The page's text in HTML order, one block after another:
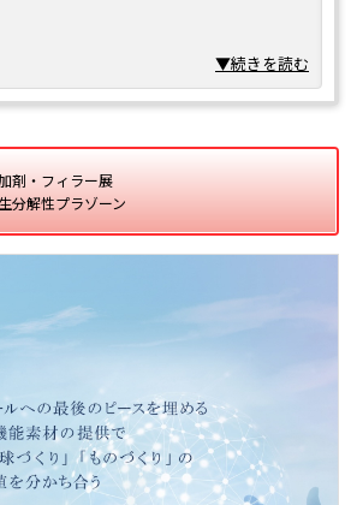
ロピレンに生分解性を付与させるマスター
た高品質・高強度のPA, PPS, PC/ABSコ
削減させるマスターバッチ添加剤、
もご紹介します。
ーバッチ
ーバッチ
エンプラ・スーパーエンプラコンパウンド
ド樹脂
樹脂
樹脂
ドコンパウンド樹脂
▼続きを読む
剤・フィラー展
分解性プラゾーン